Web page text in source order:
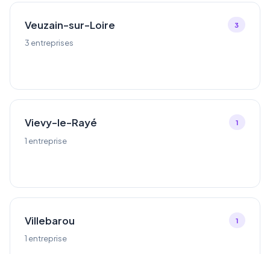
Veuzain-sur-Loire
3 entreprises
3
Vievy-le-Rayé
1 entreprise
1
Villebarou
1 entreprise
1